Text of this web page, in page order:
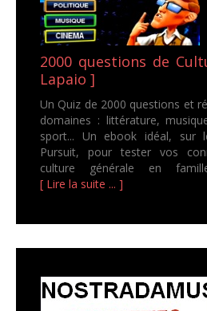
2000 questions de
Lapaio ]
Un Quiz de 2000 questions et
domaines : littérature,
sport... Un ebook idéal, sur
Pursuit, pour tester vos
culture générale en
[ Lire la suite ... ]